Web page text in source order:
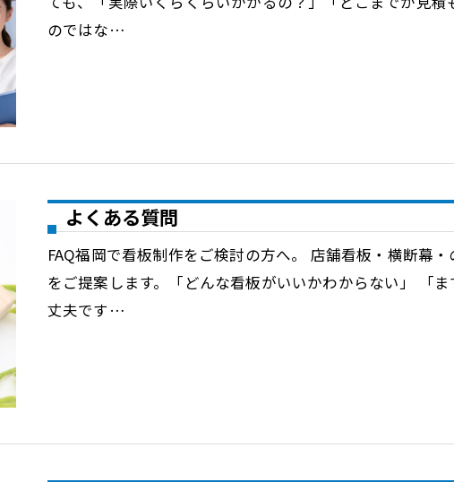
のではな…
よくある質問
FAQ福岡で看板制作をご検討の方へ。 店舗看板・横断幕
をご提案します。「どんな看板がいいかわからない」 「
丈夫です…